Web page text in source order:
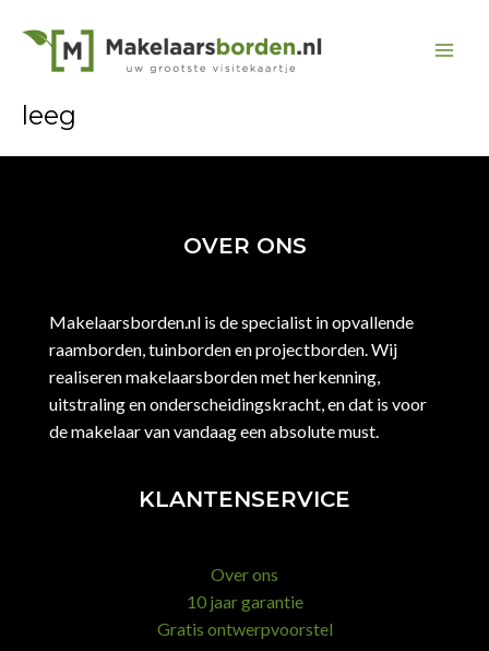
naar
leeg
OVER ONS
Makelaarsborden.nl is de specialist in opvallende
raamborden, tuinborden en projectborden. Wij
realiseren makelaarsborden met herkenning,
uitstraling en onderscheidingskracht, en dat is voor
de makelaar van vandaag een absolute must.
KLANTENSERVICE
Over ons
10 jaar garantie
Gratis ontwerpvoorstel